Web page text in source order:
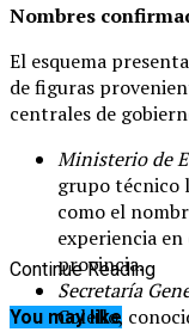
Nombres
El esquema
de figuras
centrales de
Ministerio de
grupo técnico
como el
experiencia
provincia.
Secretaría
Colello,
Continue Reading
You may like